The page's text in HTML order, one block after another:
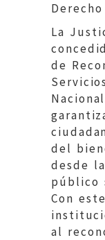
La
de
del
desde
público
Con
al